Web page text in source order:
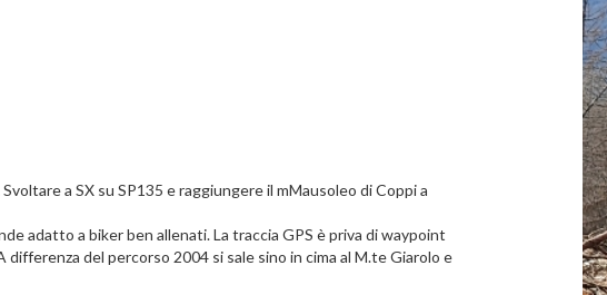
a SX su SP135 e raggiungere il mMausoleo di Coppi a
adatto a biker ben allenati. La traccia GPS è priva di waypoint
del percorso 2004 si sale sino in cima al M.te Giarolo e